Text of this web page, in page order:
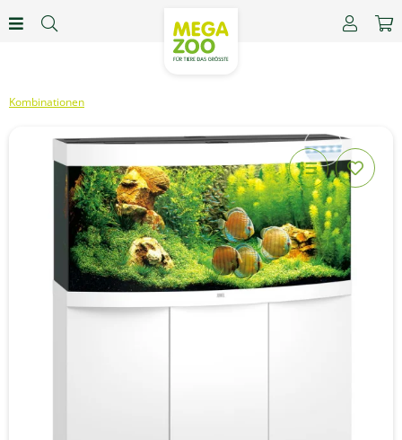
Kombinationen